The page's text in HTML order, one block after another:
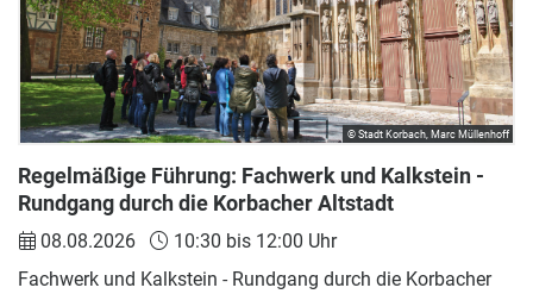
Regelmäßige Führung: Fachwerk und Kalkstein -
Rundgang durch die Korbacher Altstadt
08.08.2026
10:30 bis 12:00 Uhr
Fachwerk und Kalkstein - Rundgang durch die Korbacher
© Stadt Korbach, Marc Müllenhoff